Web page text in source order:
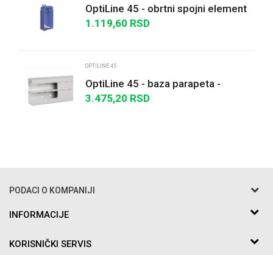
OptiLine 45 - obrtni spojni element
1.119,60 RSD
OPTILINE 45
OptiLine 45 - baza parapeta -
140x55 mm - PVC - polarno bela -
3.475,20 RSD
PODACI O KOMPANIJI
Razo DOO
Bakarska br.5
INFORMACIJE
KORISNIČKI SERVIS